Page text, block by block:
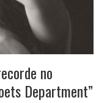
no
Department”